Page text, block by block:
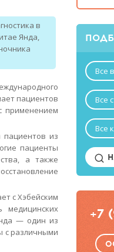
в
Янда,
пациентов
применением
пациентов из
пациенты
а также
с Хэбейским
медицинских
— один из
с различными
Все
Все
Все
+7